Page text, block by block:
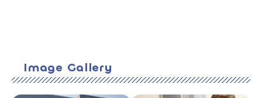
Image Gallery